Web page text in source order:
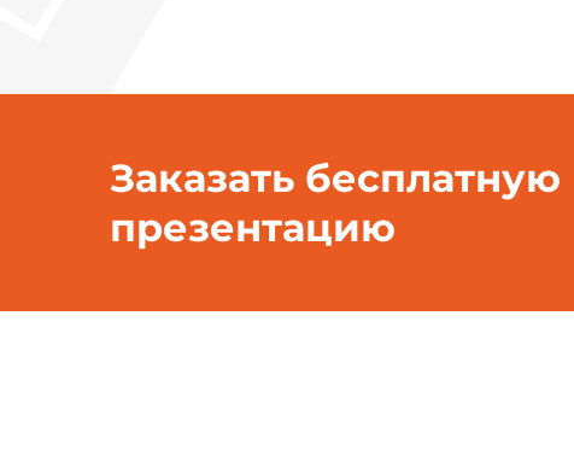
Заказать бесплатную
презентацию